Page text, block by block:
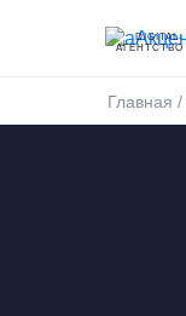
DIGITAL-
АГЕНТСТВО
Главная /